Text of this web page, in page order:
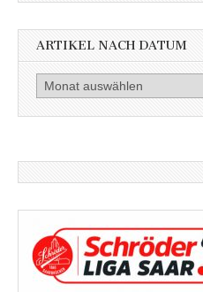
ARTIKEL NACH DATUM
Artikel
nach